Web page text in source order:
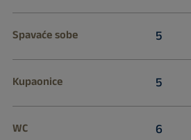
Spavaće sobe 5
Kupaonice 5
WC 6